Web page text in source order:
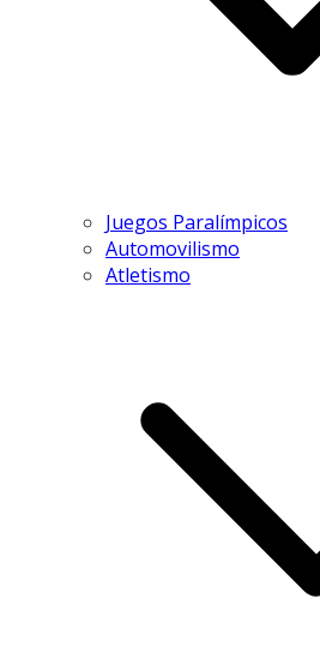
Juegos Paralímpicos
Automovilismo
Atletismo